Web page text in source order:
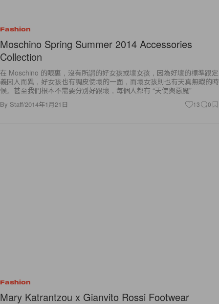
Fashion
Moschino Spring Summer 2014 Accessories
Collection
在 Moschino 的眼裏，沒有所謂的好女孩或壞女孩，因為好壞的標準跟定
義因人而異，好女孩也有調皮使壞的一面，而壞女孩則也有天真無暇的時
候。甚至我們根本不需要分別好跟壞，每個人都有 “天使與惡魔”
By Staff/2014年1月21日 13 0
Fashion
Mary Katrantzou x Gianvito Rossi Footwear